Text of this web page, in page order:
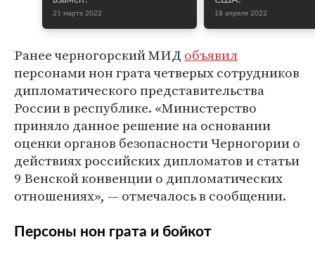
21 марта 2022 18 апреля 2022
Ранее черногорский МИД объявил
персонами нон грата четверых сотрудников
дипломатического представительства
России в республике. «Министерство
приняло данное решение на основании
оценки органов безопасности Черногории о
действиях российских дипломатов и статьи
9 Венской конвенции о дипломатических
отношениях», — отмечалось в сообщении.
Персоны нон грата и бойкот